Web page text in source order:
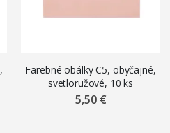
Farebné obálky C5, obyčajné,
svetloružové, 10 ks
5,50 €